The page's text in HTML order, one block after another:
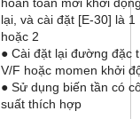
lại, và cài đặt [E-30] là 1
hoặc 2
● Cài đặt lại đường đặc
V/F hoặc momen khởi
● Sử dụng biến tần có
suất thích hợp